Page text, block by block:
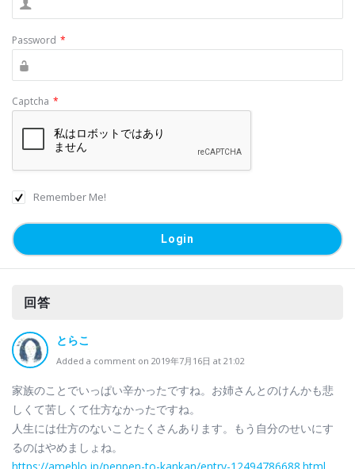
Password *
Captcha *
Remember Me!
回答
とらこ
Added a comment on 2019年7月16日 at 21:02
家族のことでいっぱい辛かったですね。お姉さんとのけんかも悲
しくて苦しくて仕方なかったですね。
人生には仕方のないことたくさんあります。もう自分のせいにす
るのはやめましょね。